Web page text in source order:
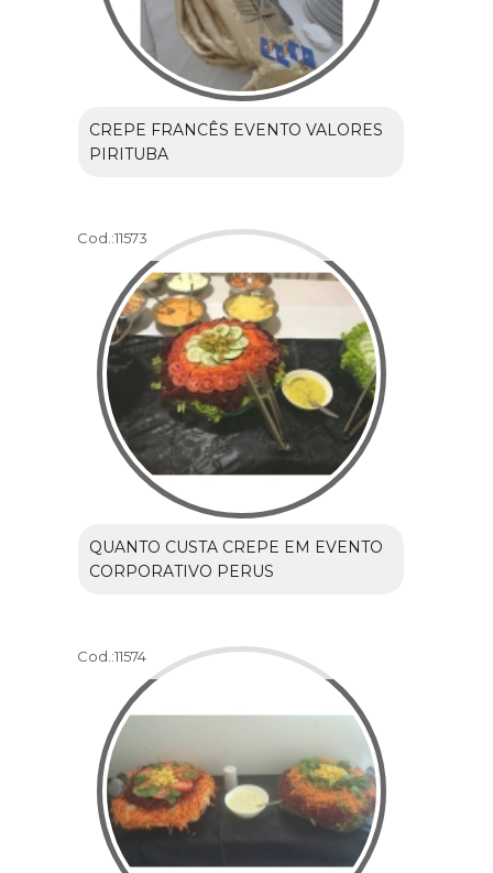
CREPE FRANCÊS EVENTO VALORES
PIRITUBA
Cod.:11573
QUANTO CUSTA CREPE EM EVENTO
CORPORATIVO PERUS
Cod.:11574